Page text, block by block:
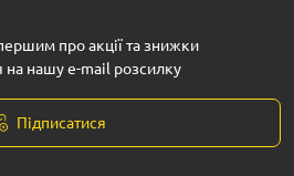
про акції та знижки
на нашу e-mail розсилку
Підписатися